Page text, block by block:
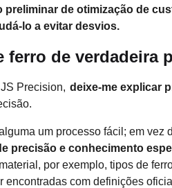
preliminar de otimização de
lo a evitar desvios.
ferro de verdadeira
Precision, deixe-me explicar
um processo fácil; em vez
precisão e conhecimento
por exemplo, tipos de
encontradas com definições